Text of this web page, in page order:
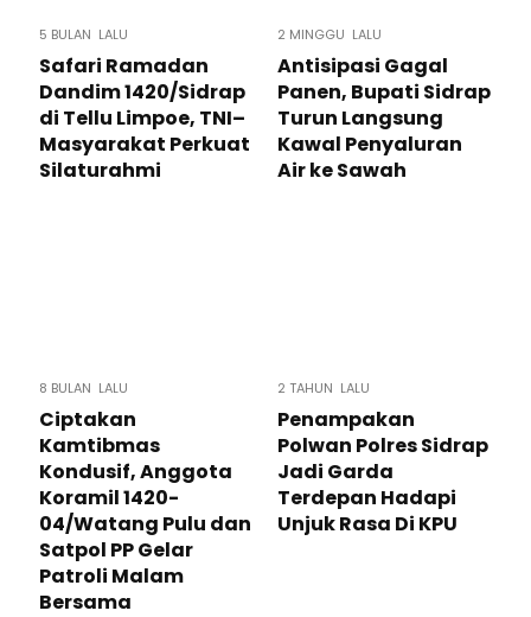
5 BULAN LALU
Safari Ramadan
Dandim 1420/Sidrap
di Tellu Limpoe, TNI–
Masyarakat Perkuat
Silaturahmi
2 MINGGU LALU
Antisipasi Gagal
Panen, Bupati Sidrap
Turun Langsung
Kawal Penyaluran
Air ke Sawah
8 BULAN LALU
​Ciptakan
Kamtibmas
Kondusif, Anggota
Koramil 1420-
04/Watang Pulu dan
Satpol PP Gelar
Patroli Malam
Bersama
2 TAHUN LALU
Penampakan
Polwan Polres Sidrap
Jadi Garda
Terdepan Hadapi
Unjuk Rasa Di KPU